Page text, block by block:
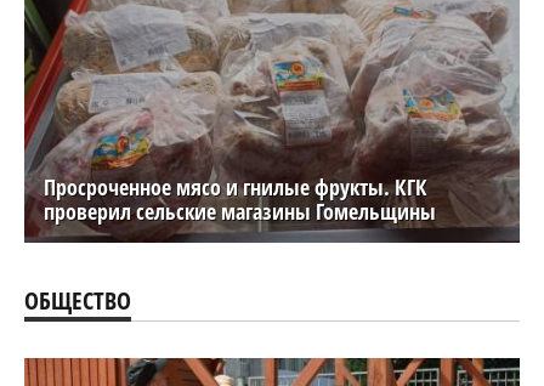
Просроченное мясо и гнилые фрукты. КГК
проверил сельские магазины Гомельщины
ОБЩЕСТВО